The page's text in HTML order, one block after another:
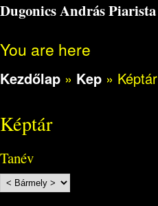
Dugonics András
You are here
Kezdőlap » Kep » Képtár
Képtár
Tanév